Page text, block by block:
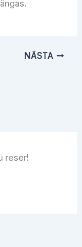
reser!
NÄSTA